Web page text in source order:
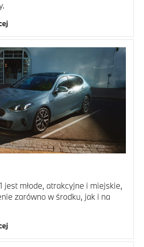
jest młode, atrakcyjne i miejskie,
zarówno w środku, jak i na